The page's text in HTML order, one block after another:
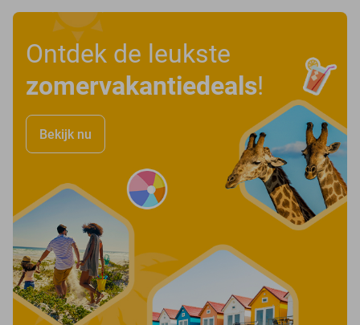
Ontdek de leukste
zomervakantiedeals!
Bekijk nu